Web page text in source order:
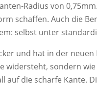
Radius von
schaffen. Auch die
selbst unter
und hat in der
widersteht, sondern
auf die scharfe Kante.